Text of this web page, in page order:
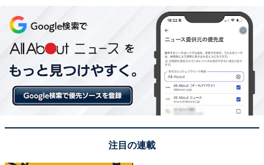
ある道の駅「させぼっくす99」です。西海パールライン
の起点に位置し、九十九島（くじゅうくしま）への観光
拠点となっています。施設内には、佐世保名物の佐世保
バーガーや、地元の農産物、海産物、加工品などが集結
しており、特に海軍グルメや佐世保発祥のレモンステー
キ関連商品などが人気を集めています。長崎の「食」の
魅力を発信する道の駅です。
注目の連載